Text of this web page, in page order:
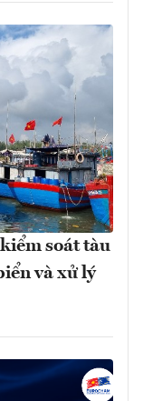
soát tàu
và xử lý